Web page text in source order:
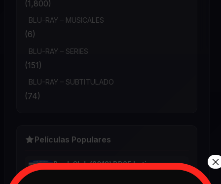
(1,800)
BLU-RAY – MUSICALES
(6)
BLU-RAY – SERIES
(151)
BLU-RAY – SUBTITULADO
(74)
Películas Populares
Book Club (2018) BD25 Latino ×